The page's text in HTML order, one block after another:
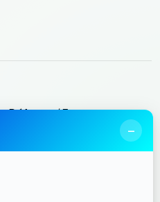
−
Défense / France
zone industrielle